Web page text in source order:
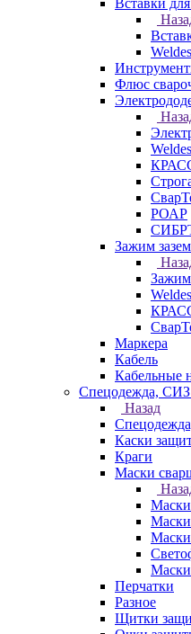
Вставки
Флюс
РОАР
Зажим
Зажим
Маркера
Кабель
Кабельные
Спецодежда, СИЗ
Назад
Каски
Краги
Маски
Маски
Перчатки
Разное
Щитки